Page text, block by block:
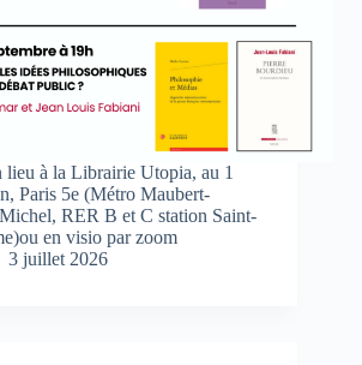
lieu à la Librairie Utopia, au 1
Paris 5e (Métro Maubert-
RER B et C station Saint-
en visio par zoom
3 juillet 2026